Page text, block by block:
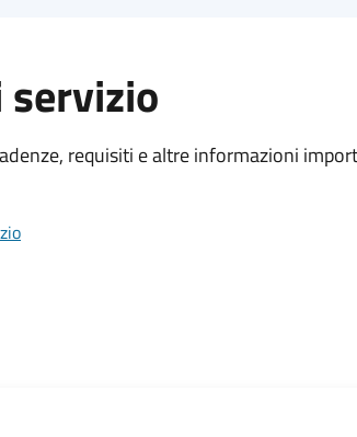
servizio
requisiti e altre informazioni